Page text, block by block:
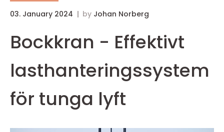
03. January 2024 by Johan Norberg
Bockkran - Effektivt
lasthanteringssystem
för tunga lyft